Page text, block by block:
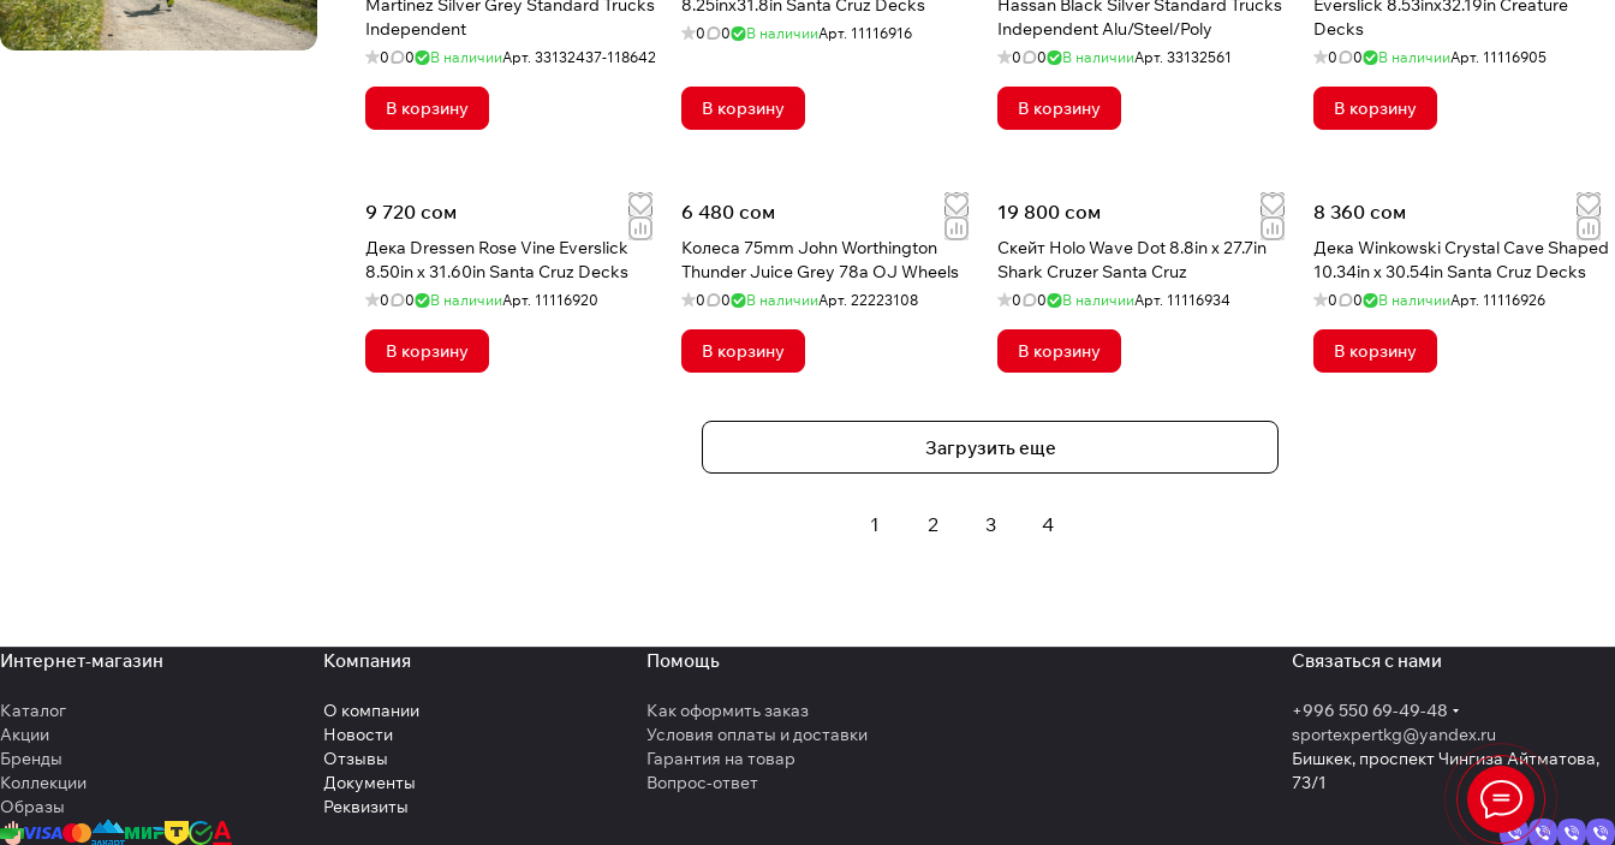
Martinez Silver Grey Standard Trucks
Independent
0 0 В наличииАрт. 33132437-118642
В корзину
8.25inx31.8in Santa Cruz Decks
0 0 В наличииАрт. 11116916
В корзину
Hassan Black Silver Standard Trucks
Independent Alu/Steel/Poly
0 0 В наличииАрт. 33132561
В корзину
Everslick 8.53inx32.19in Creature
Decks
0 0 В наличииАрт. 11116905
В корзину
9 720 сом
Дека Dressen Rose Vine Everslick
8.50in x 31.60in Santa Cruz Decks
0 0 В наличииАрт. 11116920
В корзину
6 480 сом
Колеса 75mm John Worthington
Thunder Juice Grey 78a OJ Wheels
0 0 В наличииАрт. 22223108
В корзину
19 800 сом
Скейт Holo Wave Dot 8.8in x 27.7in
Shark Cruzer Santa Cruz
0 0 В наличииАрт. 11116934
В корзину
8 360 сом
Дека Winkowski Crystal Cave Shaped
10.34in x 30.54in Santa Cruz Decks
0 0 В наличииАрт. 11116926
В корзину
Загрузить еще
1 2 3 4
Интернет-магазин
Каталог
Акции
Бренды
Коллекции
Образы
Компания
О компании
Новости
Отзывы
Документы
Реквизиты
Помощь
Как оформить заказ
Условия оплаты и доставки
Гарантия на товар
Вопрос-ответ
Связаться с нами
+996 550 69-49-48
sportexpertkg@yandex.ru
Бишкек, проспект Чингиза Айтматова,
73/1